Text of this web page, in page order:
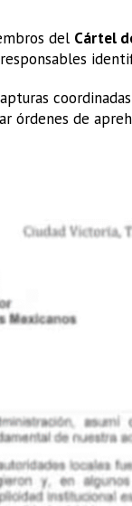
del Cártel
órdenes de